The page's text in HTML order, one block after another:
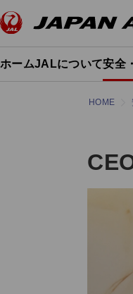
ホームJALについて安全
HOME